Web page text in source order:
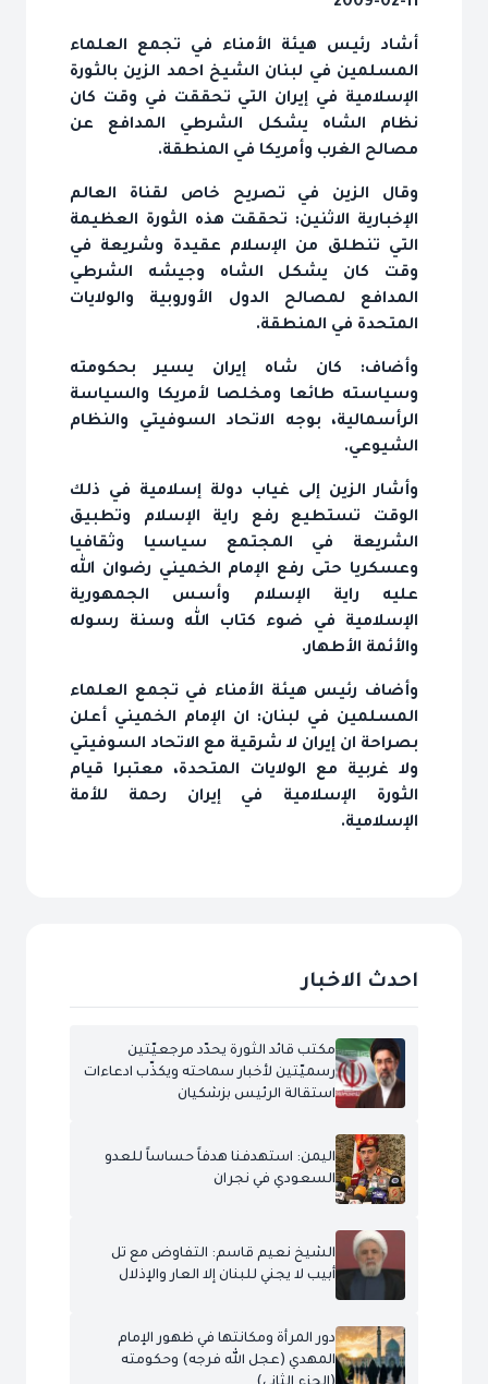
أشاد رئيس هيئة الأمناء في تجمع العلماء
المسلمين في لبنان الشيخ احمد الزين بالثورة
الإسلامية في إيران التي تحققت في وقت كان
نظام الشاه يشكل الشرطي المدافع عن
مصالح الغرب وأمريكا في المنطقة.
وقال الزين في تصريح خاص لقناة العالم
الإخبارية الاثنين: تحققت هذه الثورة العظيمة
التي تنطلق من الإسلام عقيدة وشريعة في
وقت كان يشكل الشاه وجيشه الشرطي
المدافع لمصالح الدول الأوروبية والولايات
المتحدة في المنطقة.
وأضاف: كان شاه إيران يسير بحكومته
وسياسته طائعا ومخلصا لأمريكا والسياسة
الرأسمالية، بوجه الاتحاد السوفيتي والنظام
الشيوعي.
وأشار الزين إلى غياب دولة إسلامية في ذلك
الوقت تستطيع رفع راية الإسلام وتطبيق
الشريعة في المجتمع سياسيا وثقافيا
وعسكريا حتى رفع الإمام الخميني رضوان الله
عليه راية الإسلام وأسس الجمهورية
الإسلامية في ضوء كتاب الله وسنة رسوله
والأئمة الأطهار.
وأضاف رئيس هيئة الأمناء في تجمع العلماء
المسلمين في لبنان: ان الإمام الخميني أعلن
بصراحة ان إيران لا شرقية مع الاتحاد السوفيتي
ولا غربية مع الولايات المتحدة، معتبرا قيام
الثورة الإسلامية في إيران رحمة للأمة
الإسلامية.
احدث الاخبار
مكتب قائد الثورة يحدّد مرجعيّتين
رسميّتين لأخبار سماحته ويكذّب ادعاءات
استقالة الرئيس بزشكيان
اليمن: استهدفنا هدفاً حساساً للعدو
السعودي في نجران
الشيخ نعيم قاسم: التفاوض مع تل
أبيب لا يجني للبنان إلا العار والإذلال
دور المرأة ومكانتها في ظهور الإمام
المهدي (عجل الله فرجه) وحكومته